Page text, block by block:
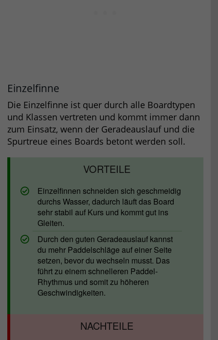
Einzelfinne
Die Einzelfinne ist quer durch alle Boardtypen
und Klassen vertreten und kommt immer dann
zum Einsatz, wenn der Geradeauslauf und die
Spurtreue eines Boards betont werden soll.
Einzelfinnen schneiden sich geschmeidig
durchs Wasser, dadurch läuft das Board
sehr stabil auf Kurs und kommt gut ins
Gleiten.
Durch den guten Geradeauslauf kannst
du mehr Paddelschläge auf einer Seite
setzen, bevor du wechseln musst. Das
führt zu einem schnelleren Paddel-
Rhythmus und somit zu höheren
Geschwindigkeiten.